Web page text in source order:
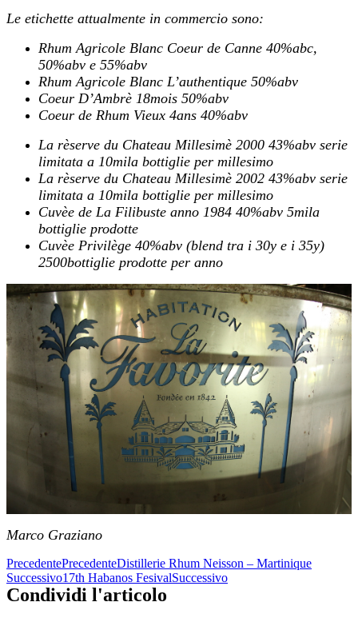
Le etichette attualmente in commercio sono:
Rhum Agricole Blanc Coeur de Canne 40%abc,
50%abv e 55%abv
Rhum Agricole Blanc L’authentique 50%abv
Coeur D’Ambrè 18mois 50%abv
Coeur de Rhum Vieux 4ans 40%abv
La rèserve du Chateau Millesimè 2000 43%abv serie
limitata a 10mila bottiglie per millesimo
La rèserve du Chateau Millesimè 2002 43%abv serie
limitata a 10mila bottiglie per millesimo
Cuvèe de La Filibuste anno 1984 40%abv 5mila
bottiglie prodotte
Cuvèe Privilège 40%abv (blend tra i 30y e i 35y)
2500bottiglie prodotte per anno
Marco Graziano
PrecedentePrecedenteDistillerie Rhum Neisson – Martinique
Successivo17th Habanos FesivalSuccessivo
Condividi l'articolo